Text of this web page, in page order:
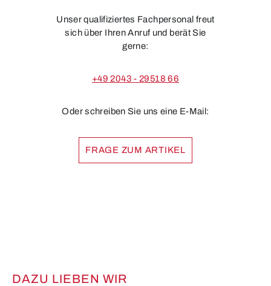
Unser qualifiziertes Fachpersonal freut
sich über Ihren Anruf und berät Sie
gerne:
+49 2043 - 29518 66
Oder schreiben Sie uns eine E-Mail:
FRAGE ZUM ARTIKEL
Produktgalerie überspringen
DAZU LIEBEN WIR